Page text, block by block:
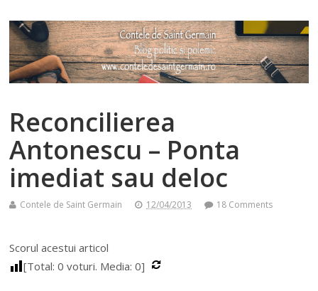
Reconcilierea
Antonescu – Ponta
imediat sau deloc
Contele de Saint Germain 12/04/2013 18 Comments
Scorul acestui articol
[Total:0 voturi. Media:0]